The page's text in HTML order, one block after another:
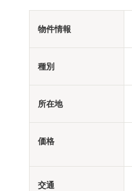
物件情報
種別
所在地
価格
交通